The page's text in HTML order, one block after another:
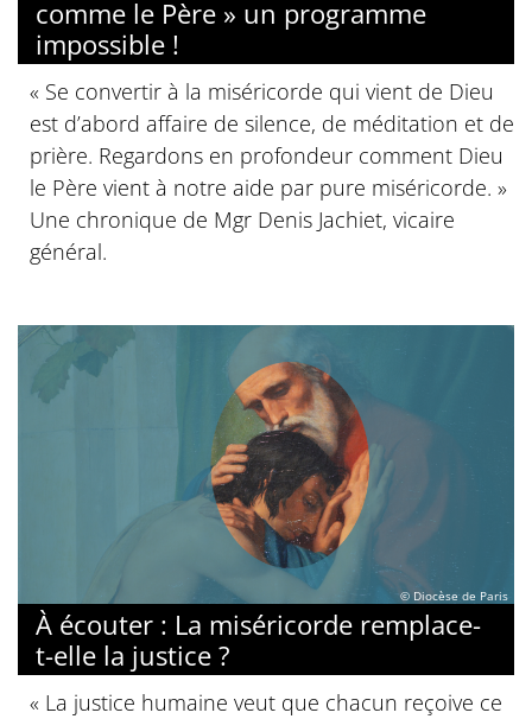
comme le Père » un programme
impossible !
« Se convertir à la miséricorde qui vient de Dieu
est d’abord affaire de silence, de méditation et de
prière. Regardons en profondeur comment Dieu
le Père vient à notre aide par pure miséricorde. »
Une chronique de Mgr Denis Jachiet, vicaire
général.
© Diocèse de Paris
À écouter : La miséricorde remplace-
t-elle la justice ?
« La justice humaine veut que chacun reçoive ce